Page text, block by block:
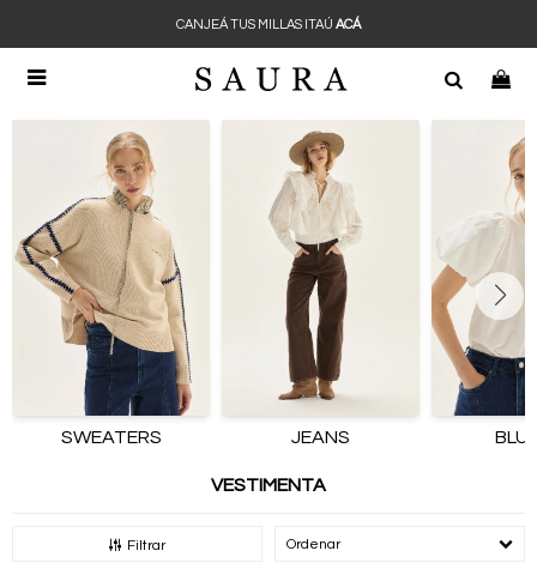

CANJEÁ TUS MILLAS ITAÚ ACÁ
SWEATERS JEANS
VESTIMENTA
Filtrar Recomendados